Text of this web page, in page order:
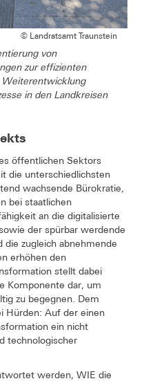
© Landratsamt Traunstein
von
zur effizienten
Weiterentwicklung
in den Landkreisen
öffentlichen Sektors
die unterschiedlichsten
wachsende Bürokratie,
bei staatlichen
an die digitalisierte
der spürbar werdende
die zugleich abnehmende
erhöhen den
stellt dabei
Komponente dar, um
zu begegnen. Dem
Hürden: Auf der einen
ein nicht
technologischer
werden, WIE die